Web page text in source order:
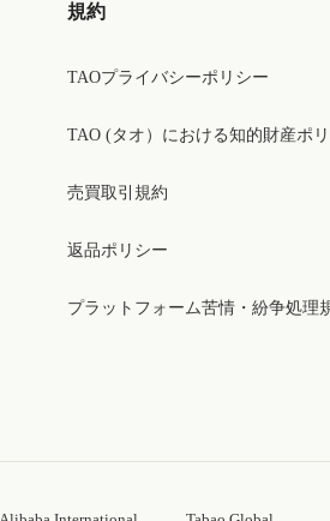
規約
TAOプライバシーポリシー
TAO (タオ）における知的財産ポ
売買取引規約
返品ポリシー
プラットフォーム苦情・紛争処理